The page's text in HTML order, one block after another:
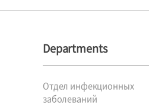
Departments
Отдел инфекционных
заболеваний